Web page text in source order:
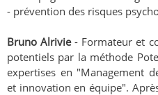
- prévention des risques
Bruno Alrivie- Formateur et
potentiels par la méthode
expertises en "Management
et innovation en équipe".